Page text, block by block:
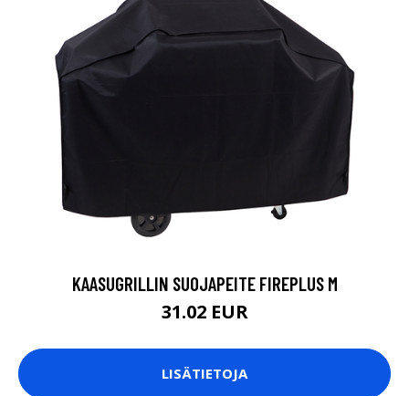
KAASUGRILLIN SUOJAPEITE FIREPLUS M
31.02 EUR
LISÄTIETOJA